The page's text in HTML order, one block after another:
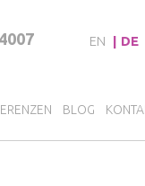
EN DE
BLOG